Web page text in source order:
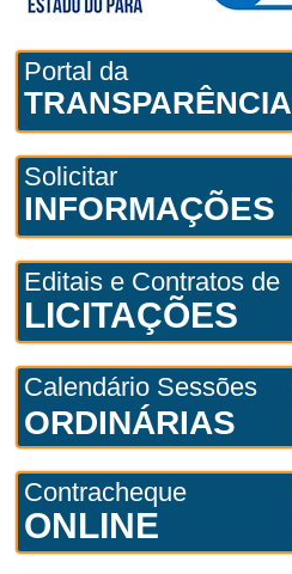
Portal da
TRANSPARÊNCIA
Solicitar
INFORMAÇÕES
Editais e Contratos de
LICITAÇÕES
Calendário Sessões
ORDINÁRIAS
Contracheque
ONLINE